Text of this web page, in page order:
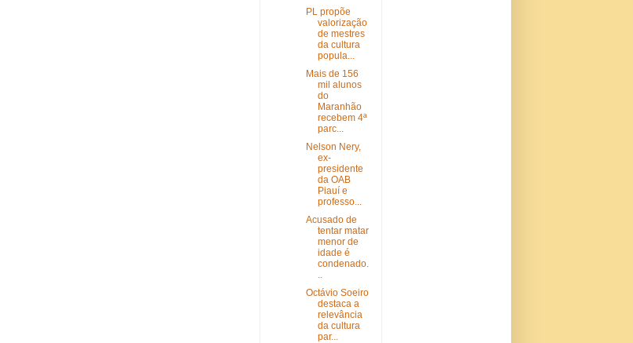
PL propõe
valorização
de mestres
da cultura
popula...
Mais de 156
mil alunos
do
Maranhão
recebem 4ª
parc...
Nelson Nery,
ex-
presidente
da OAB
Piauí e
professo...
Acusado de
tentar matar
menor de
idade é
condenado.
..
Octávio Soeiro
destaca a
relevância
da cultura
par...